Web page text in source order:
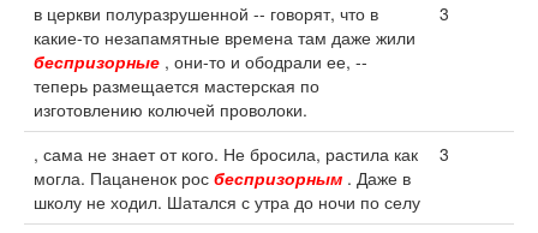
в церкви полуразрушенной -- говорят, что в
какие-то незапамятные времена там даже жили
беспризорные , они-то и ободрали ее, --
теперь размещается мастерская по
изготовлению колючей проволоки.
3
, сама не знает от кого. Не бросила, растила как
могла. Пацаненок рос беспризорным . Даже в
школу не ходил. Шатался с утра до ночи по селу
3